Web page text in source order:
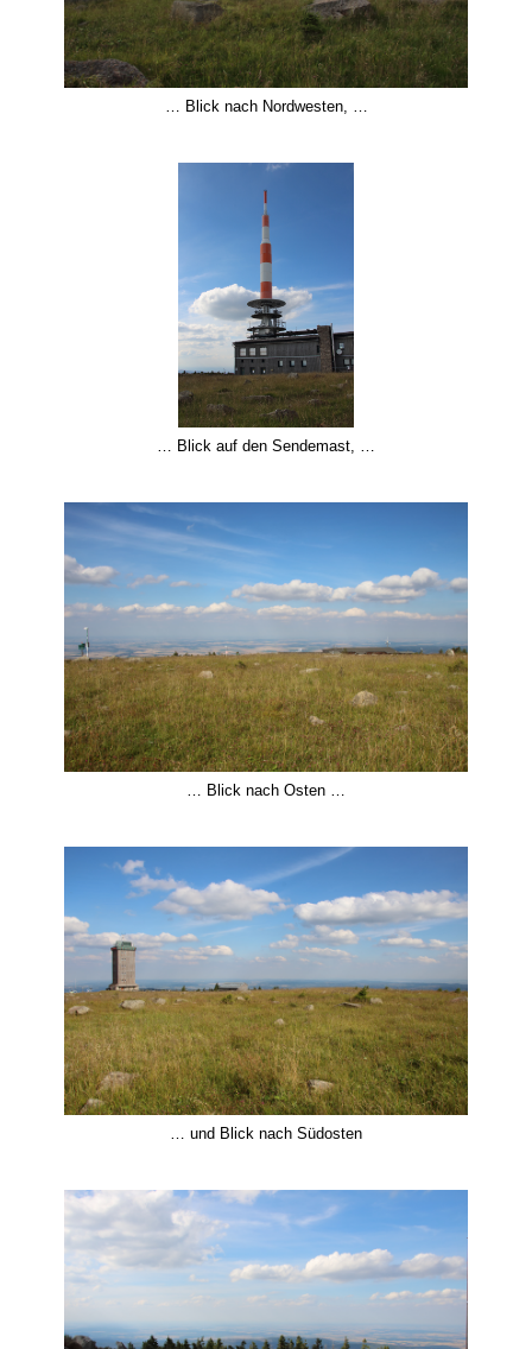
… Blick nach Nordwesten, …
… Blick auf den Sendemast, …
… Blick nach Osten …
… und Blick nach Südosten